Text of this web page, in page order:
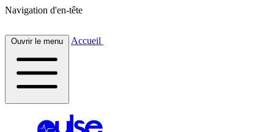
Navigation d'en-tête
Ouvrir le menu Accueil